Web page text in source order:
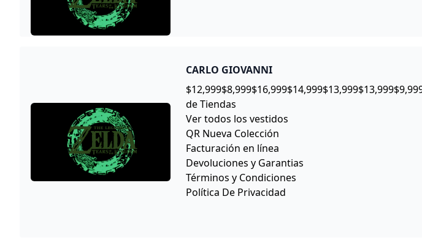
CARLO GIOVANNI
de Tiendas
Ver todos los vestidos
QR Nueva Colección
Facturación en línea
Devoluciones y Garantias
Términos y Condiciones
Política De Privacidad